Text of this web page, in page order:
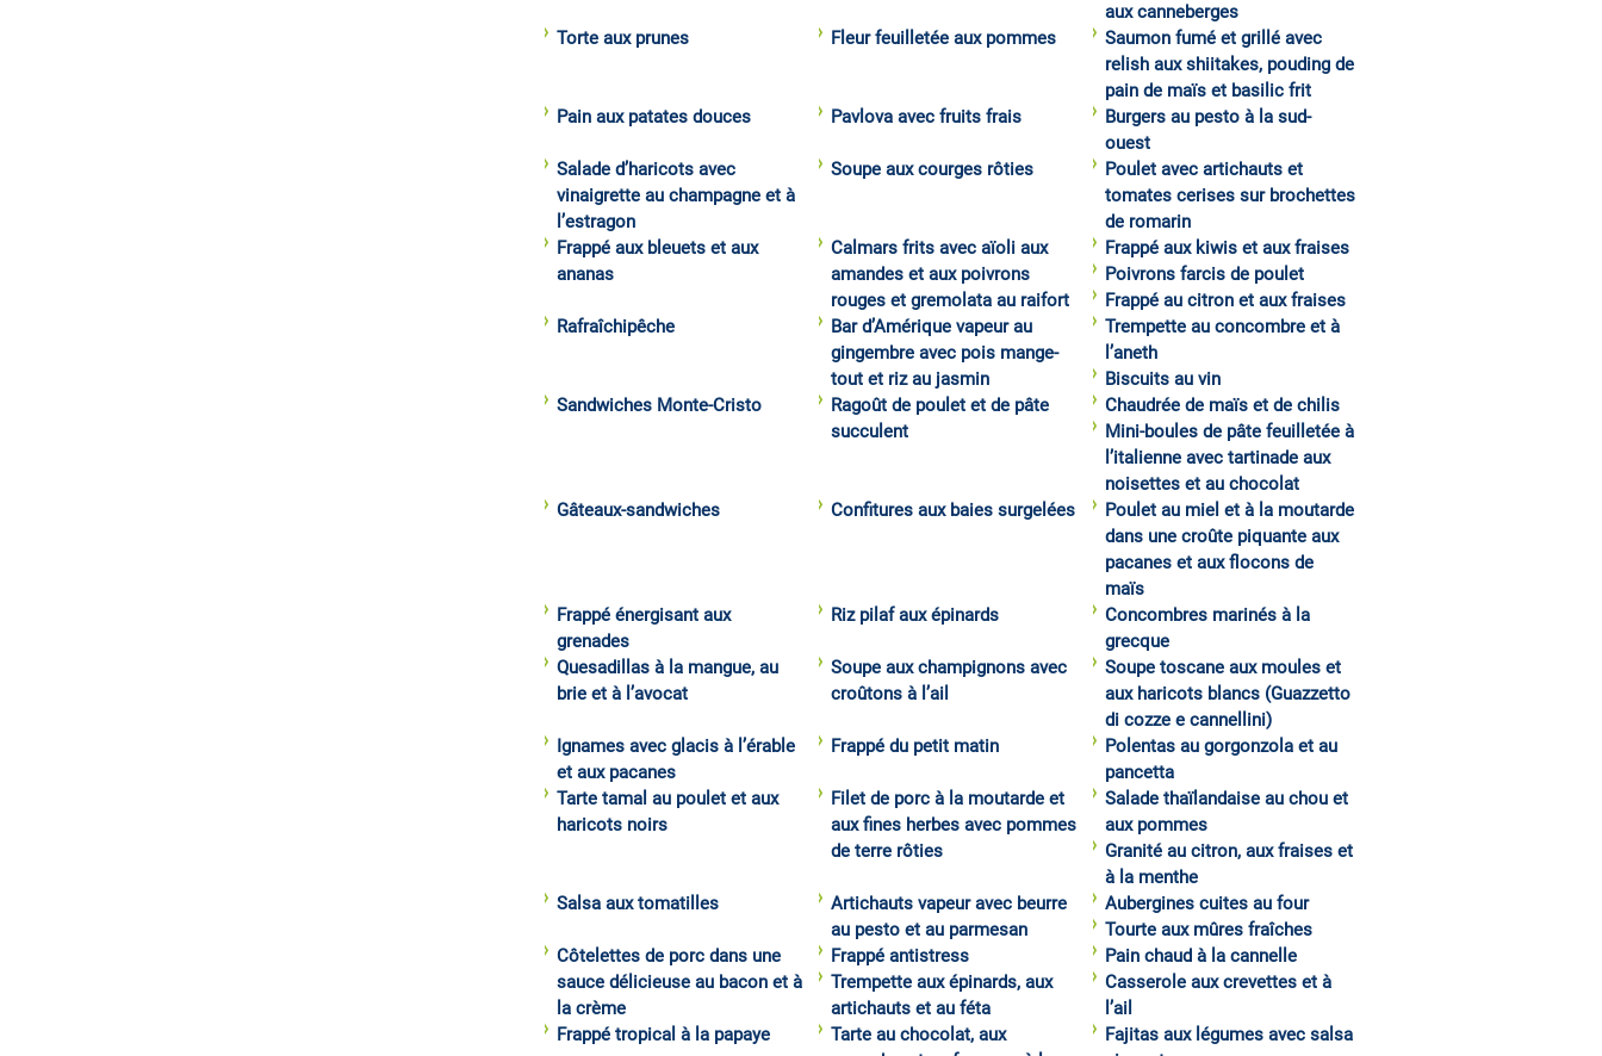
aux canneberges
Torte aux prunes
Fleur feuilletée aux pommes
Saumon fumé et grillé avec
relish aux shiitakes, pouding de
pain de maïs et basilic frit
Pain aux patates douces
Pavlova avec fruits frais
Burgers au pesto à la sud-
ouest
Salade d’haricots avec
vinaigrette au champagne et à
l’estragon
Soupe aux courges rôties
Poulet avec artichauts et
tomates cerises sur brochettes
de romarin
Frappé aux bleuets et aux
ananas
Calmars frits avec aïoli aux
amandes et aux poivrons
rouges et gremolata au raifort
Frappé aux kiwis et aux fraises
Poivrons farcis de poulet
Frappé au citron et aux fraises
Rafraîchipêche
Bar d’Amérique vapeur au
gingembre avec pois mange-
tout et riz au jasmin
Trempette au concombre et à
l’aneth
Biscuits au vin
Sandwiches Monte-Cristo
Ragoût de poulet et de pâte
succulent
Chaudrée de maïs et de chilis
Mini-boules de pâte feuilletée à
l’italienne avec tartinade aux
noisettes et au chocolat
Gâteaux-sandwiches
Confitures aux baies surgelées
Poulet au miel et à la moutarde
dans une croûte piquante aux
pacanes et aux flocons de
maïs
Frappé énergisant aux
grenades
Riz pilaf aux épinards
Concombres marinés à la
grecque
Quesadillas à la mangue, au
brie et à l’avocat
Soupe aux champignons avec
croûtons à l’ail
Soupe toscane aux moules et
aux haricots blancs (Guazzetto
di cozze e cannellini)
Ignames avec glacis à l’érable
et aux pacanes
Frappé du petit matin
Polentas au gorgonzola et au
pancetta
Tarte tamal au poulet et aux
haricots noirs
Filet de porc à la moutarde et
aux fines herbes avec pommes
de terre rôties
Salade thaïlandaise au chou et
aux pommes
Granité au citron, aux fraises et
à la menthe
Salsa aux tomatilles
Artichauts vapeur avec beurre
au pesto et au parmesan
Aubergines cuites au four
Tourte aux mûres fraîches
Côtelettes de porc dans une
sauce délicieuse au bacon et à
la crème
Frappé antistress
Pain chaud à la cannelle
Trempette aux épinards, aux
artichauts et au féta
Casserole aux crevettes et à
l’ail
Frappé tropical à la papaye
Tarte au chocolat, aux
Fajitas aux légumes avec salsa